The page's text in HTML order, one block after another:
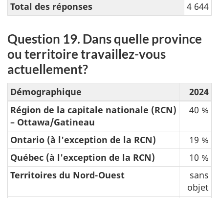
Total des réponses 4 644
Question 19. Dans quelle province
ou territoire travaillez-vous
actuellement?
Démographique
2024
Région de la capitale nationale (RCN)
– Ottawa/Gatineau
40 %
Ontario (à l'exception de la RCN)
19 %
Québec (à l'exception de la RCN)
10 %
Territoires du Nord-Ouest
sans
objet